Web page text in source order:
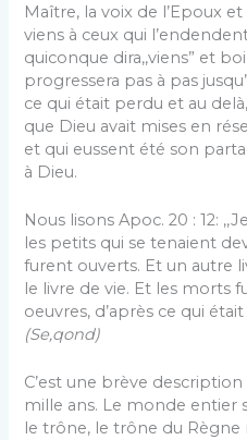
Maître, la voix de l’Epoux
viens à ceux qui
quiconque dira,,viens” et
progressera pas à pas
ce qui était perdu et au
que Dieu avait mises en
et qui eussent été son
à Dieu.
Nous lisons Apoc. 20 : 12:
les petits qui se tenaient
furent ouverts. Et un autre
le livre de vie. Et les morts
oeuvres, d’après ce qui
(Se,qond)
C’est une brève
mille ans. Le monde entier
le trône, le trône du